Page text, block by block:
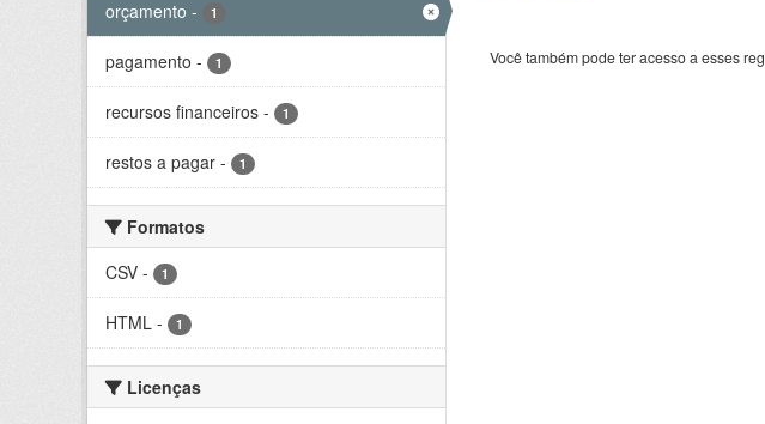
orçamento - 1
pagamento - 1
recursos financeiros - 1
restos a pagar - 1
Formatos
CSV - 1
HTML - 1
Licenças
Você também pode ter acesso a esses